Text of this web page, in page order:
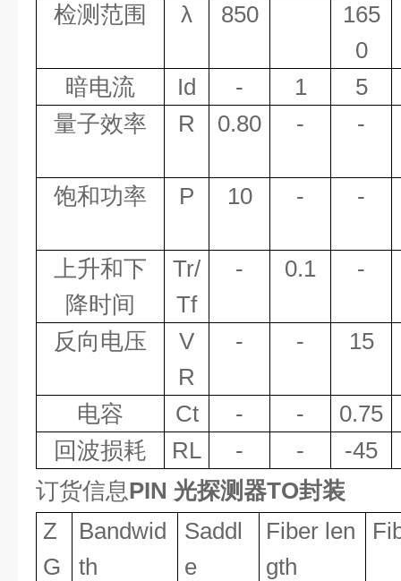
检测范围
λ 850
165
0
暗电流
Id - 1 5
量子效率
R 0.80 - -
饱和功率 P 10 - -
上升和下
降时间
Tr/
Tf
- 0.1 -
反向电压
V
R
- - 15
电容 Ct - - 0.75
回波损耗
RL - - -45
订货信息PIN 光探测器TO封装
Z
G
Bandwid
th
Saddl
e
Fiber len
gth